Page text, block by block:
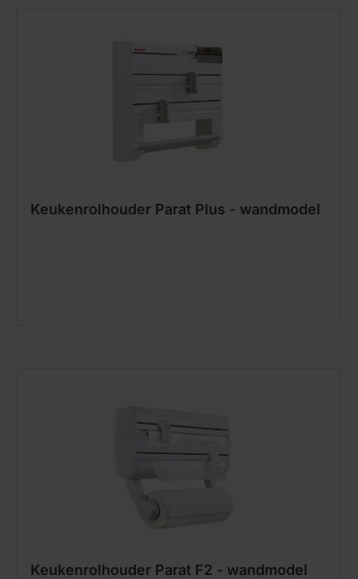
Keukenrolhouder Parat Plus - wandmodel
Keukenrolhouder Parat F2 - wandmodel